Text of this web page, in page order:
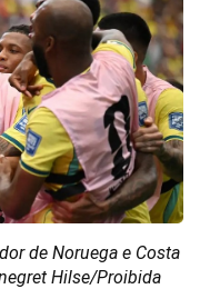
de Noruega e Costa
Hilse/Proibida